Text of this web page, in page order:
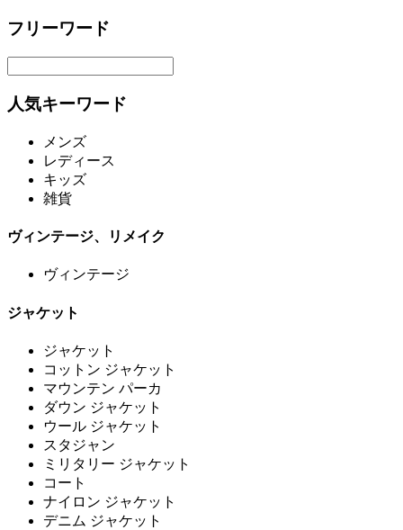
フリーワード
人気キーワード
メンズ
レディース
キッズ
雑貨
ヴィンテージ、リメイク
ヴィンテージ
ジャケット
ジャケット
コットン ジャケット
マウンテン パーカ
ダウン ジャケット
ウール ジャケット
スタジャン
ミリタリー ジャケット
コート
ナイロン ジャケット
デニム ジャケット